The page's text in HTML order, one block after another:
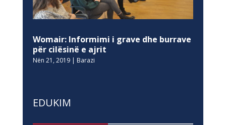
Womair: Informimi i grave dhe burrave
për cilësinë e ajrit
Nën 21, 2019| Barazi
EDUKIM